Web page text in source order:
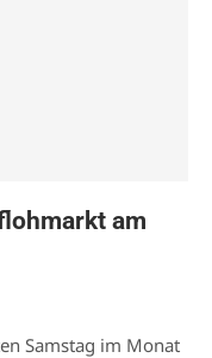
am
Samstag im Monat